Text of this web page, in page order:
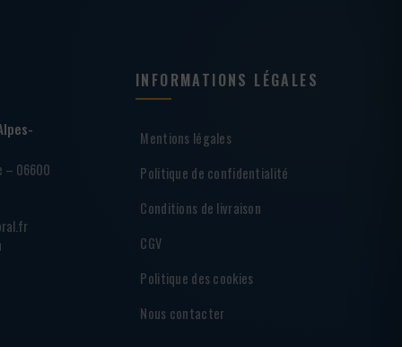
– 06600
INFORMATIONS LÉGALES
Mentions légales
Politique de confidentialité
Conditions de livraison
CGV
Politique des cookies
Nous contacter